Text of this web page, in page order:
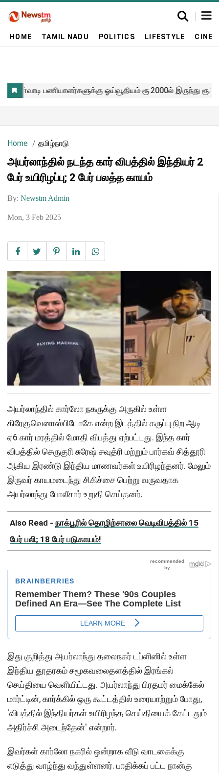
HOME TAMIL NADU POLITICS LIFESTYLE
Home தமிழ்நாடு
அயர்லாந்தில் நடந்த கார் விபத்தில் இந்தியர் 2
பேர் உயிரிழப்பு; 2 பேர் பலத்த காயம்
By: Newstm Admin
Mon, 3 Feb 2025
அயர்லாந்தில் கார்லோ நகருக்கு அருகில் உள்ள
கிரேகுவெனாஸ்பிடோகே என்ற இடத்தில் கருப்பு நிற ஆடி
ஏ6 கார் மரத்தில் மோதி விபத்து ஏற்பட்டது. இந்த கார்
விபத்தில் செருகுரி சுரேஷ் சவுத்ரி மற்றும் பார்கவ் சித்தூரி
ஆகிய இரண்டு இந்திய மாணவர்கள் உயிரிழந்தனர். மேலும்
இருவர் காயமடைந்து சிகிச்சை பெற்று வருவதாக
அயர்லாந்து போலீசார் உறுதி செய்தனர்.
Also Read - நாக்பூரில் தொழிற்சாலை வெடிவிபத்தில் 15
பேர் பலி; 18 பேர் படுகாயம்!
இது குறித்து அயர்லாந்து தலைநகர் டப்ளினில் உள்ள
இந்திய தூதரகம் சமூகவலைதளத்தில் இரங்கல்
செய்தியை வெளியிட்டது. அயர்லாந்து பிரதமர் மைக்கேல்
மார்ட்டின், கார்க்கில் ஒரு கூட்டத்தில் உரையாற்றும் போது,
'விபத்தில் இந்தியர்கள் உயிரிழந்த செய்தியைக் கேட்டதும்
அதிர்ச்சி அடைந்தேன்' என்றார்.
இவர்கள் கார்லோ நகரில் ஒன்றாக வீடு வாடகைக்கு
எடுத்து வாழ்ந்து வந்துள்ளனர். பாதிக்கப் பட்ட நான்கு